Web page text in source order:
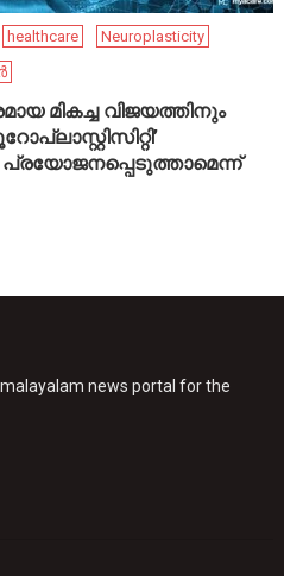
healthcare
Neuroplasticity
മികച്ച വിജയത്തിനും
പ്രയോജനപ്പെടുത്താമെന്ന്
news portal for the